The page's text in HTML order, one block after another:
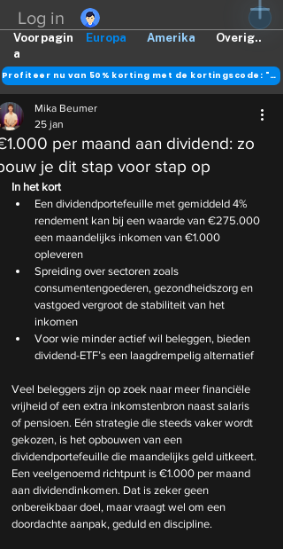
Log in
Europa Amerika Overig..
Voorpagin
a
Profiteer nu van 50% korting met de kortingscode: "DANK"
per maand aan dividend: zo
je dit stap voor stap op
Mika Beumer
25 jan
In het kort
Een dividendportefeuille met gemiddeld 4%
rendement kan bij een waarde van €275.000
een maandelijks inkomen van €1.000
opleveren
Spreiding over sectoren zoals
consumentengoederen, gezondheidszorg en
vastgoed vergroot de stabiliteit van het
inkomen
Voor wie minder actief wil beleggen, bieden
dividend-ETF’s een laagdrempelig alternatief
Veel beleggers zijn op zoek naar meer financiële
vrijheid of een extra inkomstenbron naast salaris
of pensioen. Eén strategie die steeds vaker wordt
gekozen, is het opbouwen van een
dividendportefeuille die maandelijks geld uitkeert.
Een veelgenoemd richtpunt is €1.000 per maand
aan dividendinkomen. Dat is zeker geen
onbereikbaar doel, maar vraagt wel om een
doordachte aanpak, geduld en discipline.